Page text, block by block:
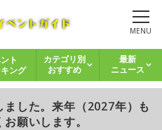
MENU
ト
ング
カテゴリ別
おすすめ
最新
ニュース
した。来年（2027年）も
願いします。